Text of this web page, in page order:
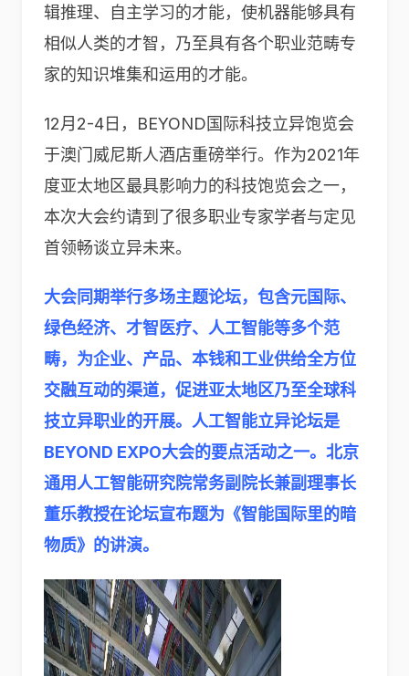
辑推理、自主学习的才能，使机器能够具有
相似人类的才智，乃至具有各个职业范畴专
家的知识堆集和运用的才能。
12月2-4日，BEYOND国际科技立异饱览会
于澳门威尼斯人酒店重磅举行。作为2021年
度亚太地区最具影响力的科技饱览会之一，
本次大会约请到了很多职业专家学者与定见
首领畅谈立异未来。
大会同期举行多场主题论坛，包含元国际、
绿色经济、才智医疗、人工智能等多个范
畴，为企业、产品、本钱和工业供给全方位
交融互动的渠道，促进亚太地区乃至全球科
技立异职业的开展。人工智能立异论坛是
BEYOND EXPO大会的要点活动之一。北京
通用人工智能研究院常务副院长兼副理事长
董乐教授在论坛宣布题为《智能国际里的暗
物质》的讲演。